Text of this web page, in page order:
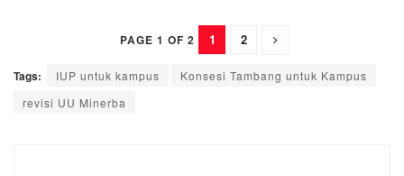
PAGE 1 OF 2 1 2
Tags: IUP untuk kampus
Konsesi Tambang untuk Kampus
revisi UU Minerba